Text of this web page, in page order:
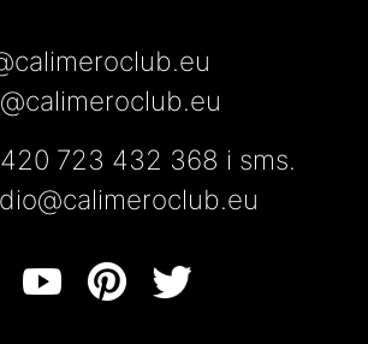
723 432 368 i sms.